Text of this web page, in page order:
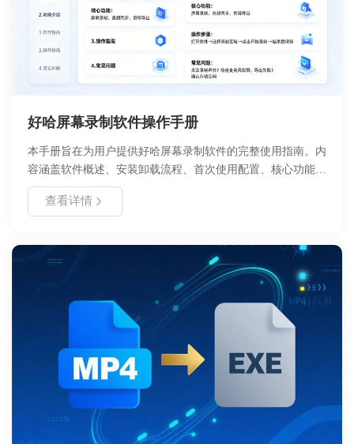
好哈屏幕录制软件操作手册
本手册旨在为用户提供好哈屏幕录制软件的完整使用指南。内
容涵盖软件概述、安装卸载流程、首次使用配置、核心功能说
明、详细操作教程以及常见问题解决方案。好哈录屏是由浙舟
软件开发的高效录屏工具，支持高清录制、多种模式切换及基
建议用户在安装前确认系统环境符合要求，并定期关注更新说
查看详情